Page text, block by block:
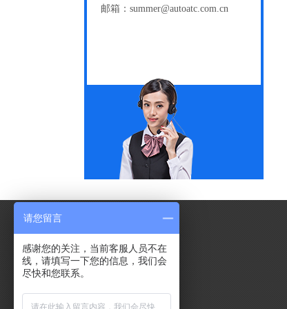
邮箱：summer@autoatc.com.cn
中国品质
请您留言
感谢您的关注，当前客服人员不在
线，请填写一下您的信息，我们会
尽快和您联系。